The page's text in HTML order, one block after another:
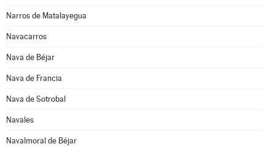
Narros de Matalayegua
Navacarros
Nava de Béjar
Nava de Francia
Nava de Sotrobal
Navales
Navalmoral de Béjar